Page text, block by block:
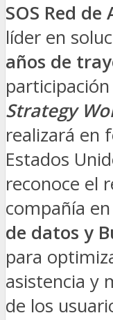
SOS Red de
líder en
años de
Strategy
realizará en
Estados
reconoce el
compañía
de datos y
para
asistencia y
de los